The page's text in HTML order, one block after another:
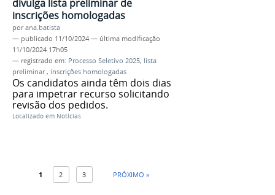
divulga lista preliminar de
inscrições homologadas
porana.batista
— publicado 11/10/2024 — última modificação
11/10/2024 17h05
— registrado em: Processo Seletivo 2025, lista
preliminar, inscrições homologadas
Os candidatos ainda têm dois dias
para impetrar recurso solicitando
revisão dos pedidos.
Localizado em Notícias
1 2 3 PRÓXIMO »